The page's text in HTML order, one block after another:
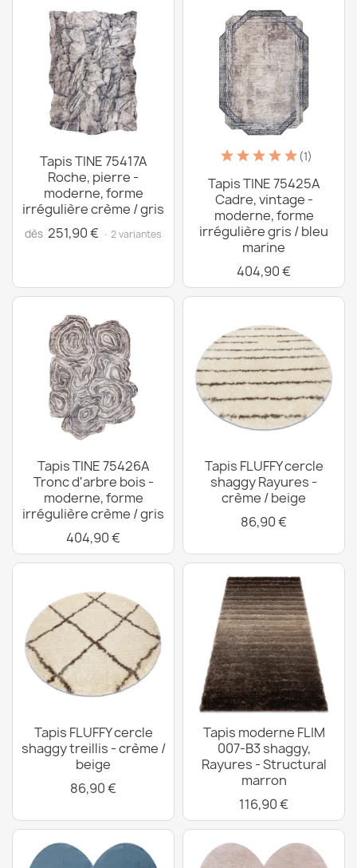
Tapis TINE 75417A
Roche, pierre -
moderne, forme
irrégulière crème / gris
dès 251,90 € · 2 variantes
(1)
Tapis TINE 75425A
Cadre, vintage -
moderne, forme
irrégulière gris / bleu
marine
404,90 €
Tapis TINE 75426A
Tronc d'arbre bois -
moderne, forme
irrégulière crème / gris
404,90 €
Tapis FLUFFY cercle
shaggy Rayures -
crème / beige
86,90 €
Tapis FLUFFY cercle
shaggy treillis - crème /
beige
86,90 €
Tapis moderne FLIM
007-B3 shaggy,
Rayures - Structural
marron
116,90 €